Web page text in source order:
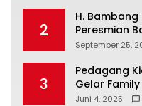
2
H.
Peresmian
Wadah
September 25,
3
Pedagang
Gelar
Silaturahmi
Juni 4, 2025